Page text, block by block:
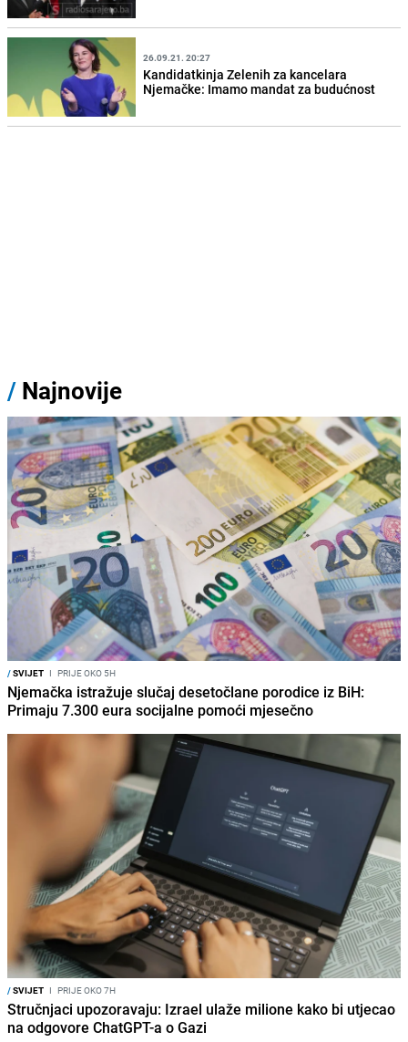
26.09.21. 20:27
Kandidatkinja Zelenih za kancelara
Njemačke: Imamo mandat za budućnost
/ Najnovije
/SVIJET I PRIJE OKO 5H
Njemačka istražuje slučaj desetočlane porodice iz BiH:
Primaju 7.300 eura socijalne pomoći mjesečno
/SVIJET I PRIJE OKO 7H
Stručnjaci upozoravaju: Izrael ulaže milione kako bi utjecao
na odgovore ChatGPT-a o Gazi